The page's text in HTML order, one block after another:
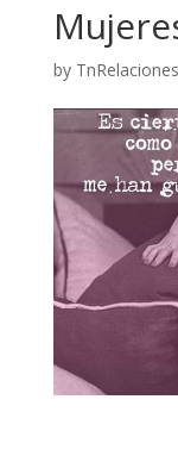
by TnRelaciones